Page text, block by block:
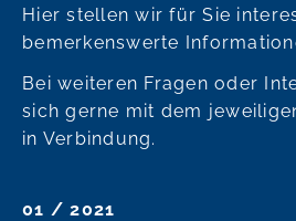
Hier stellen wir für Sie
bemerkenswerte
Bei weiteren Fragen oder
sich gerne mit dem
in Verbindung.
01 / 2021